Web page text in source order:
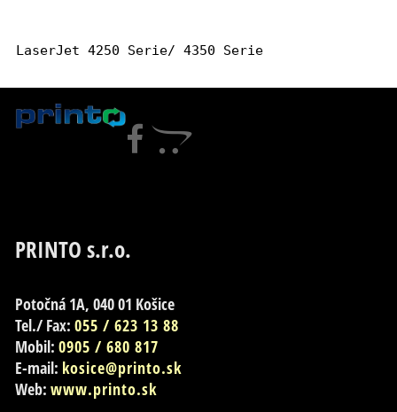
LaserJet 4250 Serie/ 4350 Serie
PRINTO s.r.o.
Potočná 1A, 040 01 Košice
Tel./ Fax:055 / 623 13 88
Mobil:0905 / 680 817
E-mail: kosice@printo.sk
Web:www.printo.sk